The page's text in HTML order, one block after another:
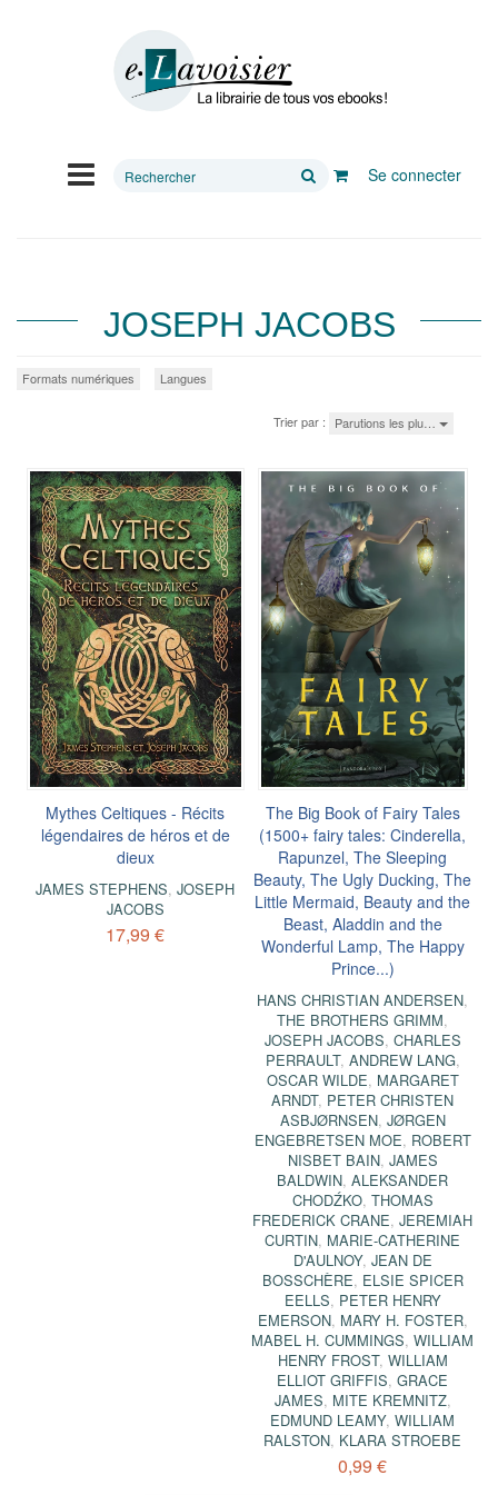
Rechercher
Se connecter
JOSEPH JACOBS
Formats numériques Langues
Trier par : Parutions les plu…
Mythes Celtiques - Récits
légendaires de héros et de
dieux
JAMES STEPHENS,JOSEPH
JACOBS
17,99 €
The Big Book of Fairy Tales
(1500+ fairy tales: Cinderella,
Rapunzel, The Sleeping
Beauty, The Ugly Ducking, The
Little Mermaid, Beauty and the
Beast, Aladdin and the
Wonderful Lamp, The Happy
Prince...)
HANS CHRISTIAN ANDERSEN,
THE BROTHERS GRIMM,
JOSEPH JACOBS, CHARLES
PERRAULT, ANDREW LANG,
OSCAR WILDE, MARGARET
ARNDT, PETER CHRISTEN
ASBJØRNSEN, JØRGEN
ENGEBRETSEN MOE, ROBERT
NISBET BAIN, JAMES
BALDWIN,ALEKSANDER
CHODŹKO, THOMAS
FREDERICK CRANE,JEREMIAH
CURTIN, MARIE-CATHERINE
D'AULNOY, JEAN DE
BOSSCHÈRE, ELSIE SPICER
EELLS, PETER HENRY
EMERSON, MARY H. FOSTER,
MABEL H. CUMMINGS,WILLIAM
HENRY FROST, WILLIAM
ELLIOT GRIFFIS,GRACE
JAMES, MITE KREMNITZ,
EDMUND LEAMY,WILLIAM
RALSTON, KLARA STROEBE
0,99 €